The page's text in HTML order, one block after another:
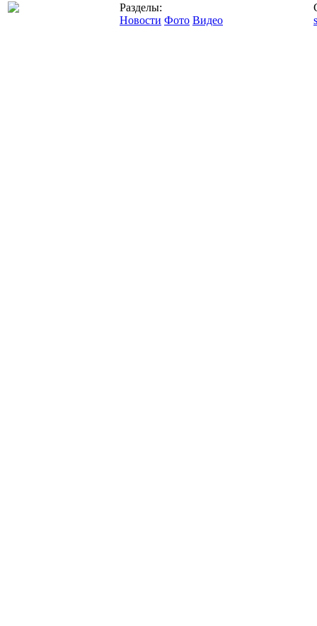
Разделы:
Новости Фото Видео